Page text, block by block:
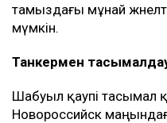
тамыздағы мұнай
мүмкін.
Танкермен
Шабуыл қаупі тасымал
Новороссийск